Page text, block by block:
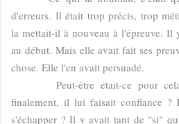
d'erreurs. Il était trop précis, trop
la mettait-il à nouveau à l'épreuve. Il
au début. Mais elle avait fait ses
chose. Elle l'en avait persuadé.
Peut-être était-ce pour cela
finalement, il lui faisait confiance ?
s'échapper ? Il y avait tant de "si"